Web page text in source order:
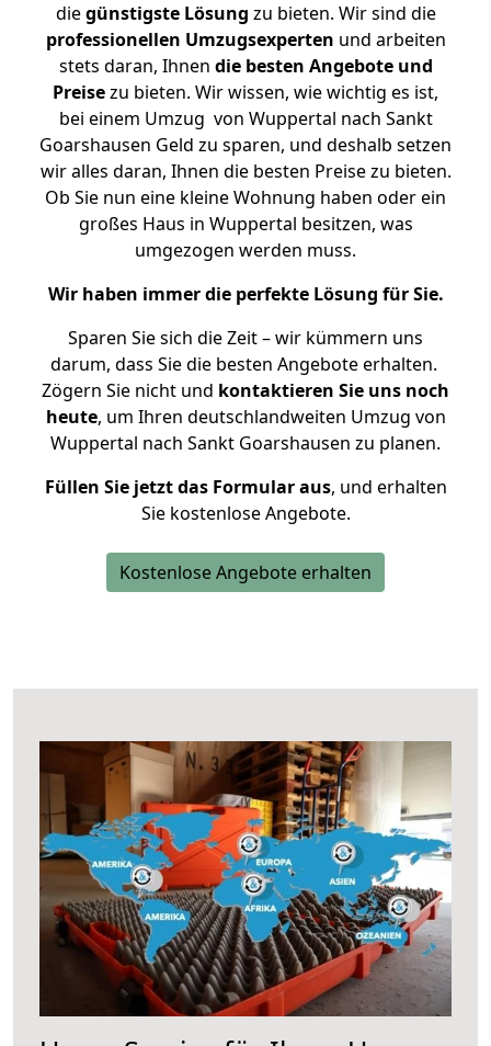
diegünstigste Lösung zu bieten. Wir sind die
professionellen Umzugsexperten und arbeiten
stets daran, Ihnen die besten Angebote und
Preisezu bieten. Wir wissen, wie wichtig es ist,
bei einem Umzug von Wuppertal nach Sankt
Goarshausen Geld zu sparen, und deshalb setzen
wir alles daran, Ihnen die besten Preise zu bieten.
Ob Sie nun eine kleine Wohnung haben oder ein
großes Haus in Wuppertal besitzen, was
umgezogen werden muss.
Wir haben immer die perfekte Lösung für Sie.
Sparen Sie sich die Zeit – wir kümmern uns
darum, dass Sie die besten Angebote erhalten.
Zögern Sie nicht und kontaktieren Sie uns noch
heute, um Ihren deutschlandweiten Umzug von
Wuppertal nach Sankt Goarshausen zu planen.
Füllen Sie jetzt das Formular aus, und erhalten
Sie kostenlose Angebote.
Kostenlose Angebote erhalten